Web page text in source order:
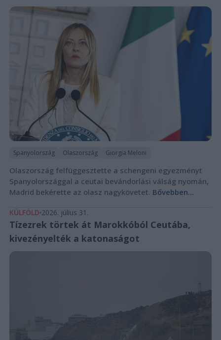
Spanyolország Olaszország Giorgia Meloni
Olaszország felfüggesztette a schengeni egyezményt
Spanyolországgal a ceutai bevándorlási válság nyomán,
Madrid bekérette az olasz nagykövetet. Bővebben...
KÜLFÖLD 2026. július 31.
Tízezrek törtek át Marokkóból Ceutába,
kivezényelték a katonaságot